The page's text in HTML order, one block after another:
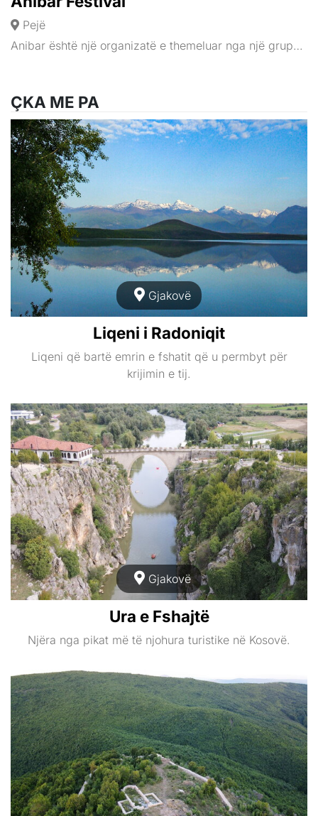
Pejë
Anibar është një organizatë e themeluar nga një grup…
ÇKA ME PA
Gjakovë
Liqeni i Radoniqit
Liqeni që bartë emrin e fshatit që u permbyt për
krijimin e tij.
Gjakovë
Ura e Fshajtë
Njëra nga pikat më të njohura turistike në Kosovë.